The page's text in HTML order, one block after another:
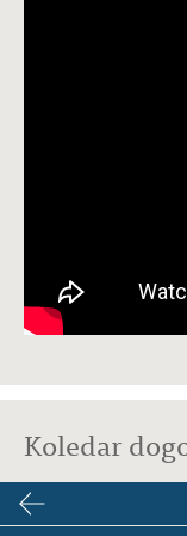
Koledar